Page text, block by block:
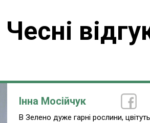
Інна Мосійчук
В Зелено дуже гарні рослини, цвітуть
Чесні